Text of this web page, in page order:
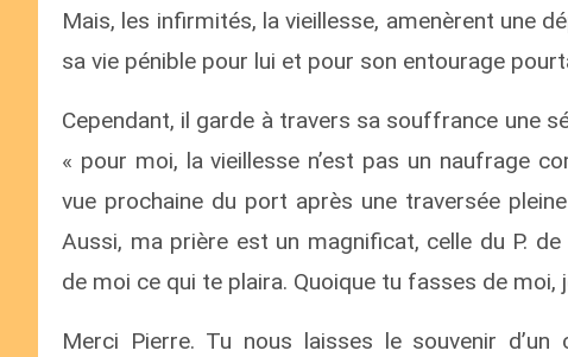
Mais, les infirmités, la vieillesse, amenèrent une
sa vie pénible pour lui et pour son entourage
Cependant, il garde à travers sa souffrance une
« pour moi, la vieillesse n’est pas un naufrage
vue prochaine du port après une traversée
Aussi, ma prière est un magnificat, celle du P. de
de moi ce qui te plaira. Quoique tu fasses de moi,
Merci Pierre. Tu nous laisses le souvenir